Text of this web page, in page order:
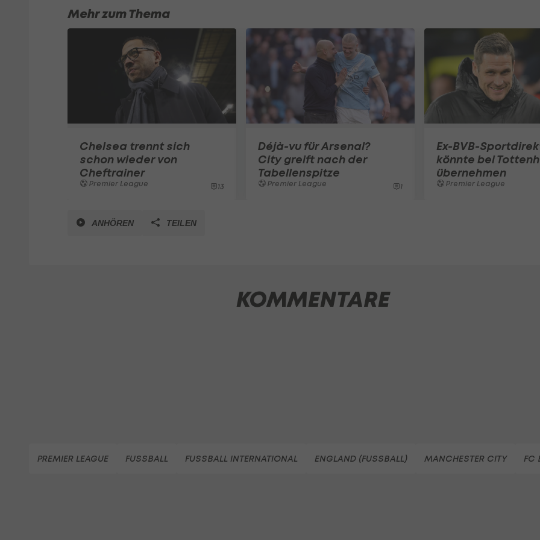
Mehr zum Thema
Chelsea trennt sich
schon wieder von
Cheftrainer
Premier League 13
Déjà-vu für Arsenal?
City greift nach der
Tabellenspitze
Premier League 1
Ex-BVB-
könnte bei
übernehmen
Premier League
ANHÖREN TEILEN
KOMMENTARE
PREMIER LEAGUE FUSSBALL FUSSBALL INTERNATIONAL ENGLAND (FUSSBALL) MANCHESTER CITY FC